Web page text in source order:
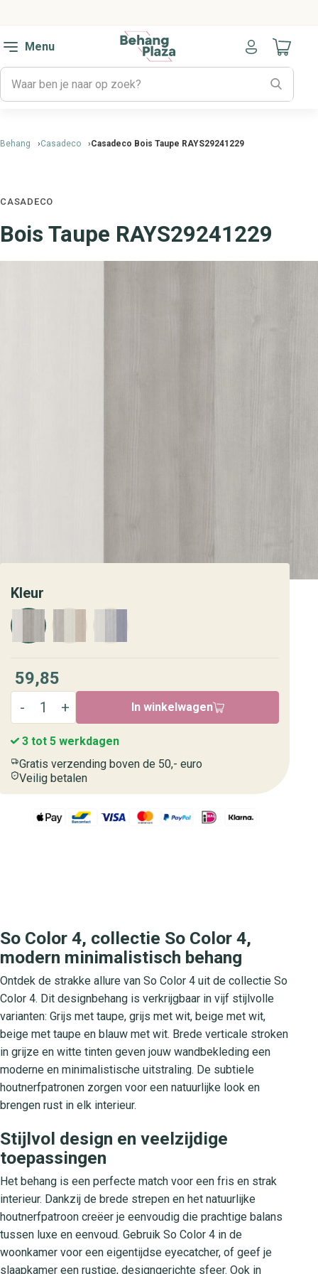
Menu
Naar
Behang Casadeco Casadeco Bois Taupe RAYS29241229
CASADECO
Bois Taupe RAYS29241229
Kleur
59,85
In winkelwagen
3 tot 5 werkdagen
Gratis verzending boven de 50,- euro
Veilig betalen
So Color 4, collectie So Color 4,
modern minimalistisch behang
Ontdek de strakke allure van So Color 4 uit de collectie So
Color 4. Dit designbehang is verkrijgbaar in vijf stijlvolle
varianten: Grijs met taupe, grijs met wit, beige met wit,
beige met taupe en blauw met wit. Brede verticale stroken
in grijze en witte tinten geven jouw wandbekleding een
moderne en minimalistische uitstraling. De subtiele
houtnerfpatronen zorgen voor een natuurlijke look en
brengen rust in elk interieur.
Stijlvol design en veelzijdige
toepassingen
Het behang is een perfecte match voor een fris en strak
interieur. Dankzij de brede strepen en het natuurlijke
houtnerfpatroon creëer je eenvoudig die prachtige balans
tussen luxe en eenvoud. Gebruik So Color 4 in de
woonkamer voor een eigentijdse eyecatcher, of geef je
slaapkamer een rustige, designgerichte sfeer. Ook in